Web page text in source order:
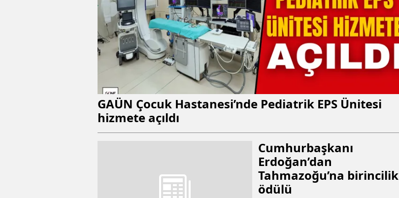
GAÜN Çocuk Hastanesi’nde Pediatrik EPS Ünitesi
hizmete açıldı
Cumhurbaşkanı
Erdoğan’dan
Tahmazoğu’na birincilik
ödülü